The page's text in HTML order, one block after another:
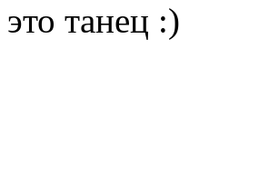
танец :)